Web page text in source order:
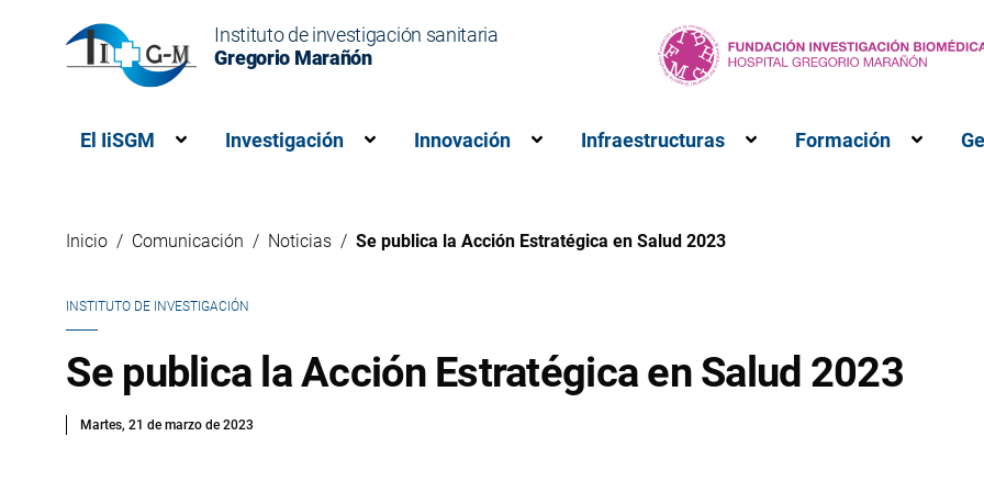
Instituto de investigación sanitaria
Gregorio Marañón
El IiSGM Muestra el submenú para “El IiSGM”
Investigación Muestra el submenú para “Investigación”
Innovación Muestra el submenú para “Innovación”
Infraestructuras Muestra el submenú
Formación
Inicio Comunicación Noticias Se publica la Acción Estratégica en Salud 2023
INSTITUTO DE INVESTIGACIÓN
Se publica la Acción Estratégica en Salud 2023
Martes, 21 de marzo de 2023